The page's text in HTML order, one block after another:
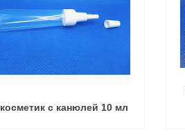
с канюлей 10 мл